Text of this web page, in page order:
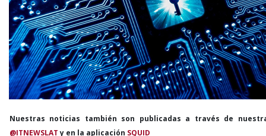
Nuestras noticias también son publicadas a través de
@ITNEWSLATy en la aplicación SQUID